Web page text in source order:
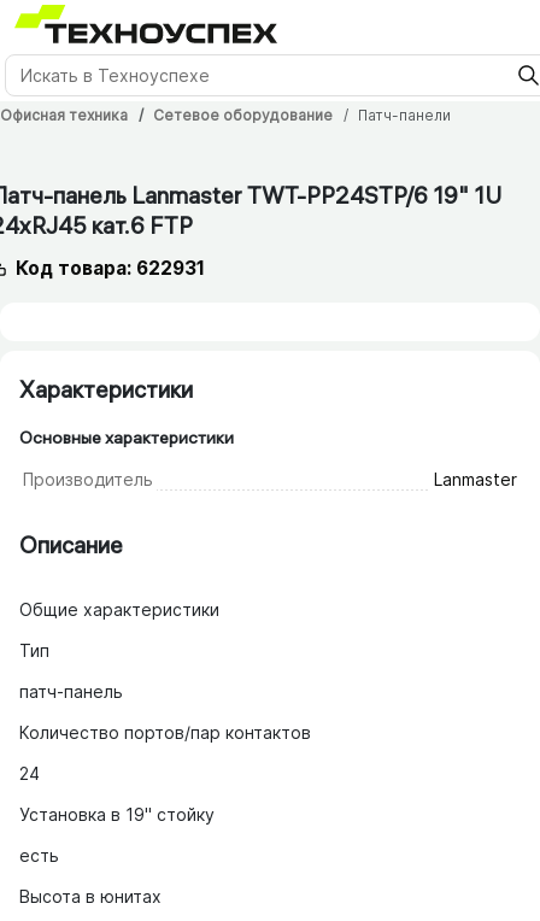
Офисная техника Сетевое оборудование Патч-панели
панель Lanmaster TWT-PP24STP/​6 19" 1U
кат.6 FTP
Код товара: 622931
Характеристики
Основные характеристики
Производитель Lanmaster
Описание
Общие характеристики
Тип
патч-панель
Количество портов/пар контактов
24
Установка в 19" стойку
есть
Высота в юнитах